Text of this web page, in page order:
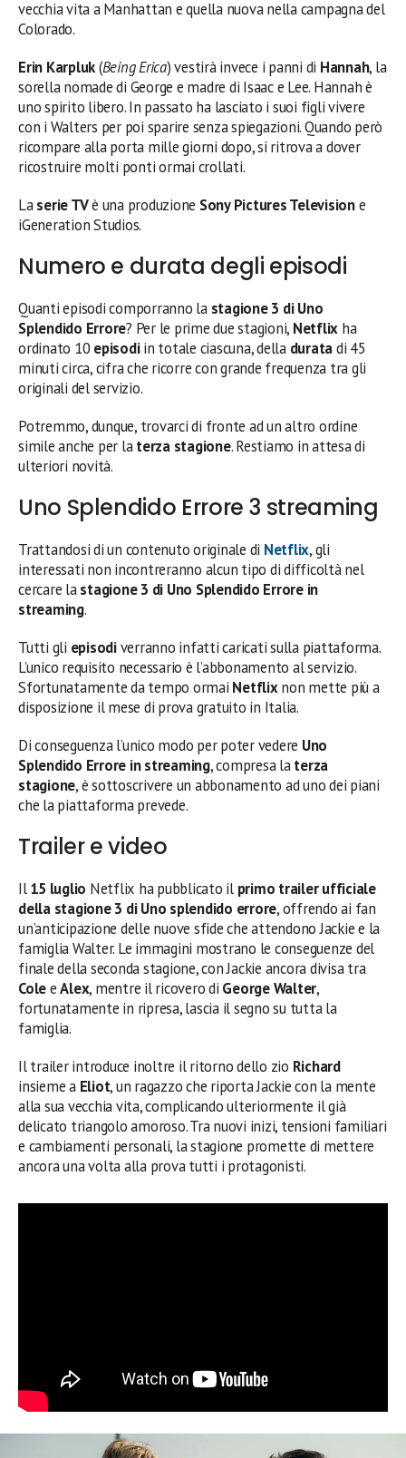
vecchia vita a Manhattan e quella nuova nella campagna del
Colorado.
Erin Karpluk(Being Erica) vestirà invece i panni di Hannah, la
sorella nomade di George e madre di Isaac e Lee. Hannah è
uno spirito libero. In passato ha lasciato i suoi figli vivere
con i Walters per poi sparire senza spiegazioni. Quando però
ricompare alla porta mille giorni dopo, si ritrova a dover
ricostruire molti ponti ormai crollati.
Laserie TVè una produzione Sony Pictures Televisione
iGeneration Studios.
Numero e durata degli episodi
Quanti episodi comporranno la stagione 3 di Uno
Splendido Errore? Per le prime due stagioni, Netflix ha
ordinato 10 episodiin totale ciascuna, della duratadi 45
minuti circa, cifra che ricorre con grande frequenza tra gli
originali del servizio.
Potremmo, dunque, trovarci di fronte ad un altro ordine
simile anche per laterza stagione. Restiamo in attesa di
ulteriori novità.
Uno Splendido Errore 3 streaming
Trattandosi di un contenuto originale di Netflix, gli
interessati non incontreranno alcun tipo di difficoltà nel
cercare lastagione 3 di Uno Splendido Errore in
streaming.
Tutti gli episodiverranno infatti caricati sulla piattaforma.
L’unico requisito necessario è l’abbonamento al servizio.
Sfortunatamente da tempo ormai Netflixnon mette più a
disposizione il mese di prova gratuito in Italia.
Di conseguenza l’unico modo per poter vedere Uno
Splendido Errore in streaming, compresa laterza
stagione, è sottoscrivere un abbonamento ad uno dei piani
che la piattaforma prevede.
Trailer e video
Il15 luglio Netflix ha pubblicato il primo trailer ufficiale
della stagione 3 di Uno splendido errore, offrendo ai fan
un’anticipazione delle nuove sfide che attendono Jackie e la
famiglia Walter. Le immagini mostrano le conseguenze del
finale della seconda stagione, con Jackie ancora divisa tra
ColeeAlex, mentre il ricovero di George Walter,
fortunatamente in ripresa, lascia il segno su tutta la
famiglia.
Il trailer introduce inoltre il ritorno dello zio Richard
insieme a Eliot, un ragazzo che riporta Jackie con la mente
alla sua vecchia vita, complicando ulteriormente il già
delicato triangolo amoroso. Tra nuovi inizi, tensioni familiari
e cambiamenti personali, la stagione promette di mettere
ancora una volta alla prova tutti i protagonisti.